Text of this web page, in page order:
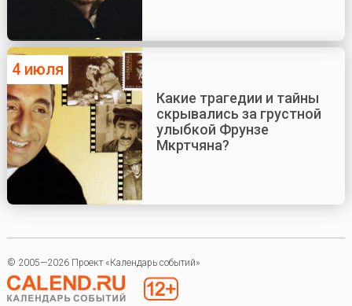
4 июля
Какие трагедии и тайны
скрывались за грустной
улыбкой Фрунзе
Мкртчяна?
© 2005—2026 Проект «Календарь событий»